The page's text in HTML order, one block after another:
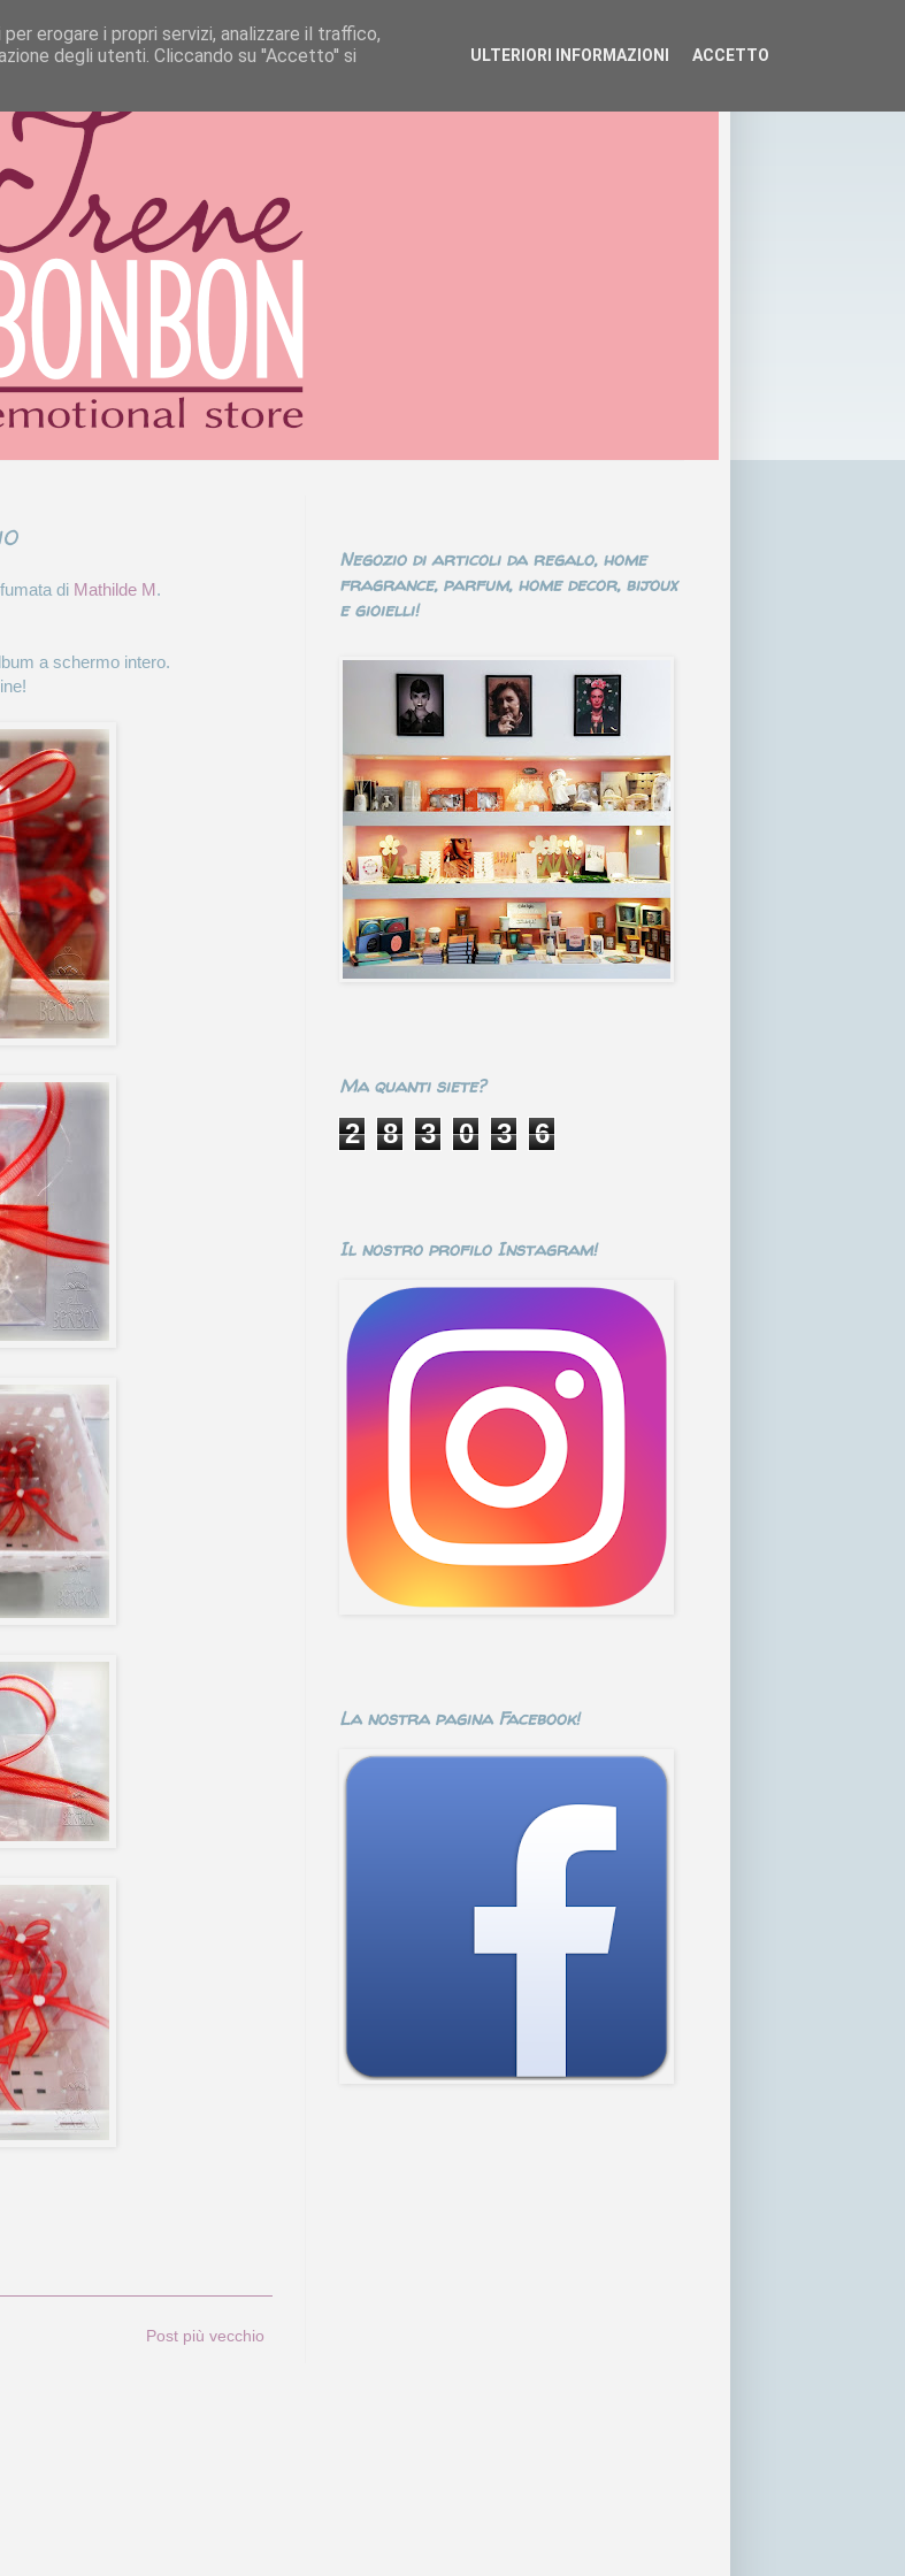
di Mathilde M.
a schermo intero.
Post più vecchio
Negozio di articoli da regalo, home
fragrance, parfum, home decor, bijoux
e gioielli!
Ma quanti siete?
2 8 3 0 3 6
Il nostro profilo Instagram!
La nostra pagina Facebook!
erogare i propri servizi, analizzare il traffico,
degli utenti. Cliccando su ''Accetto'' si
ULTERIORI INFORMAZIONI ACCETTO